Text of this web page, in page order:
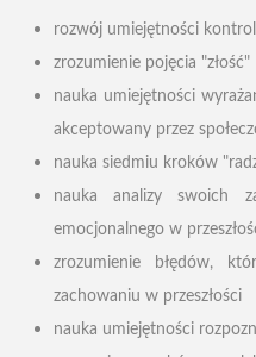
rozwój umiejętności
zrozumienie pojęcia "złość"
nauka umiejętności
akceptowany przez
nauka siedmiu kroków
nauka analizy swoich
emocjonalnego w
zrozumienie błędów,
zachowaniu w przeszłości
nauka umiejętności